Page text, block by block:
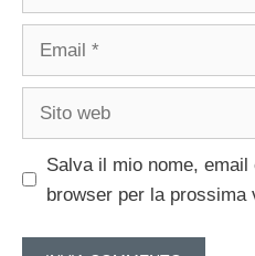
Email
Sito
Salva il mio nome,
browser per la prossima